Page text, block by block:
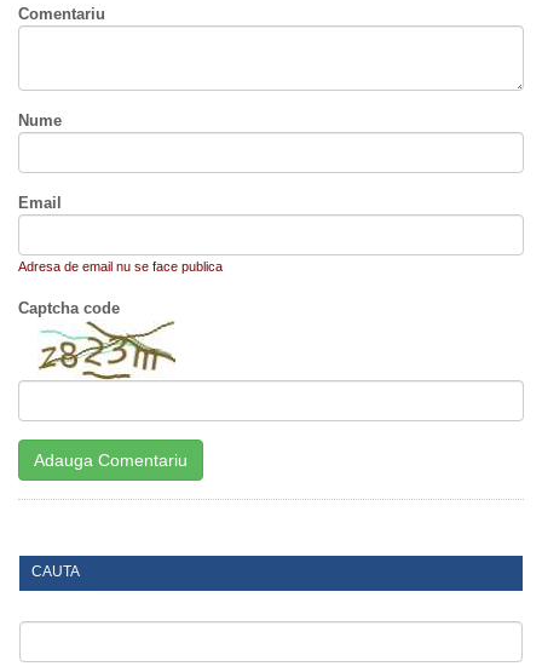
Comentariu
Nume
Email
Adresa de email nu se face publica
Captcha code
CAUTA